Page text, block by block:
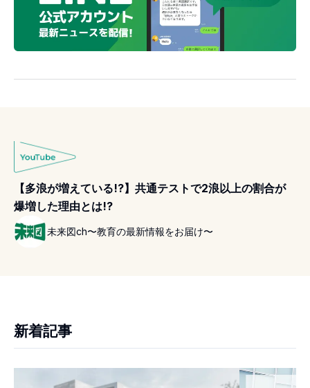
【多浪が増えている!?】共通テストで2浪以上の割合が
爆増した理由とは!?
未来図ch〜教育の最新情報をお届け〜
新着記事